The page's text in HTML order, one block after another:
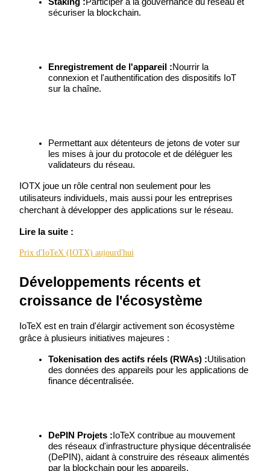
Gagnez quotidiennement des récompenses compétitives
Des rendements élevés et un accès instantané
Staking flexible pour gagner des jetons populaires
sécuriser la blockchain.
Enregistrement de l'appareil :Nourrir la
connexion et l'authentification des dispositifs IoT
sur la chaîne.
Permettant aux détenteurs de jetons de voter sur
les mises à jour du protocole et de déléguer les
validateurs du réseau.
IOTX joue un rôle central non seulement pour les
utilisateurs individuels, mais aussi pour les entreprises
cherchant à développer des applications sur le réseau.
Lire la suite :
Prix d'IoTeX (IOTX) aujourd'hui
Développements récents et
croissance de l'écosystème
IoTeX est en train d'élargir activement son écosystème
grâce à plusieurs initiatives majeures :
Tokenisation des actifs réels (RWAs) :Utilisation
des données des appareils pour les applications de
finance décentralisée.
DePIN Projets : IoTeX contribue au mouvement
des réseaux d'infrastructure physique décentralisée
(DePIN), aidant à construire des réseaux alimentés
par la blockchain pour les appareils.